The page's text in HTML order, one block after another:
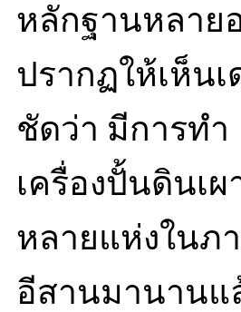
หลักฐานหลาย
ปรากฏให้เห็นเ
ชัดว่า มีการทำ
เครื่องปั้นดินเผ
หลายแห่งในภ
อีสานมานานแ